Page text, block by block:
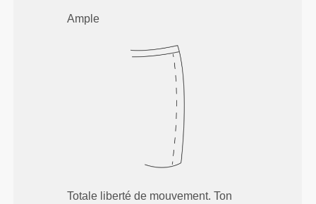
Ample
Totale liberté de mouvement. Ton